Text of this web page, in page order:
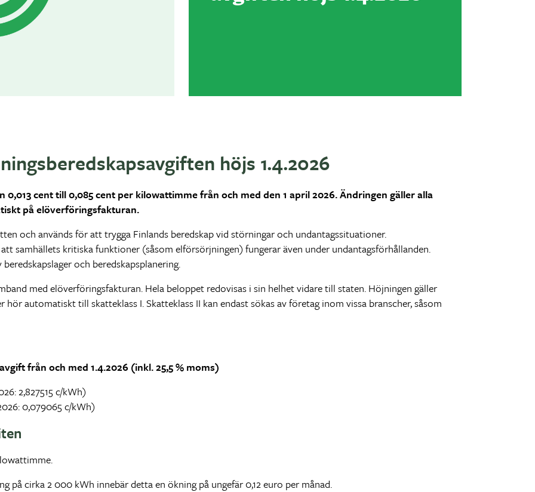
höjs 1.4.2026
cent till 0,085 cent per kilowattimme från och med den 1 april 2026. Ändringen gäller alla
på elöverföringsfakturan.
och används för att trygga Finlands beredskap vid störningar och undantagssituationer.
samhällets kritiska funktioner (såsom elförsörjningen) fungerar även under undantagsförhållanden.
och beredskapsplanering.
med elöverföringsfakturan. Hela beloppet redovisas i sin helhet vidare till staten. Höjningen gäller
hör automatiskt till skatteklass I. Skatteklass II kan endast sökas av företag inom vissa branscher, såsom
från och med 1.4.2026 (inkl. 25,5 % moms)
2,827515 c/kWh)
0,079065 c/kWh)
på cirka 2 000 kWh innebär detta en ökning på ungefär 0,12 euro per månad.